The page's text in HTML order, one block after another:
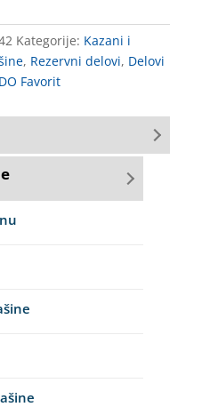
Kategorije: Kazani i
, Rezervni delovi, Delovi
Favorit